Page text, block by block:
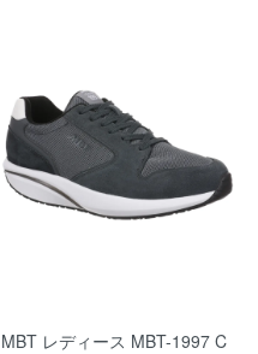
MBT レディース MBT-1997 C